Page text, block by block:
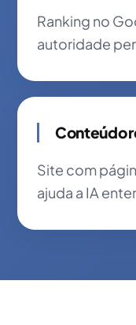
Ranking no
autoridade
Conteúdo
Site com
ajuda a IA